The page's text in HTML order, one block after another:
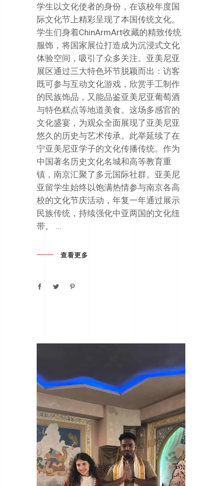
学生以文化使者的身份，在该校年度国
际文化节上精彩呈现了本国传统文化。
学生们身着ChinArmArt收藏的精致传统
服饰，将国家展位打造成为沉浸式文化
体验空间，吸引了众多关注。亚美尼亚
展区通过三大特色环节脱颖而出：访客
既可参与互动文化游戏，欣赏手工制作
的民族饰品，又能品鉴亚美尼亚葡萄酒
与特色糕点等地道美食。这场多感官的
文化盛宴，为观众全面展现了亚美尼亚
悠久的历史与艺术传承。此举延续了在
宁亚美尼亚学子的文化传播传统。作为
中国著名历史文化名城和高等教育重
镇，南京汇聚了多元国际社群。亚美尼
亚留学生始终以饱满热情参与南京各高
校的文化节庆活动，年复一年通过展示
民族传统，持续强化中亚两国的文化纽
带。
查看更多